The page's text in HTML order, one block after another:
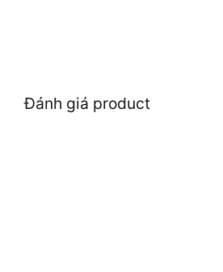
Đánh giá product